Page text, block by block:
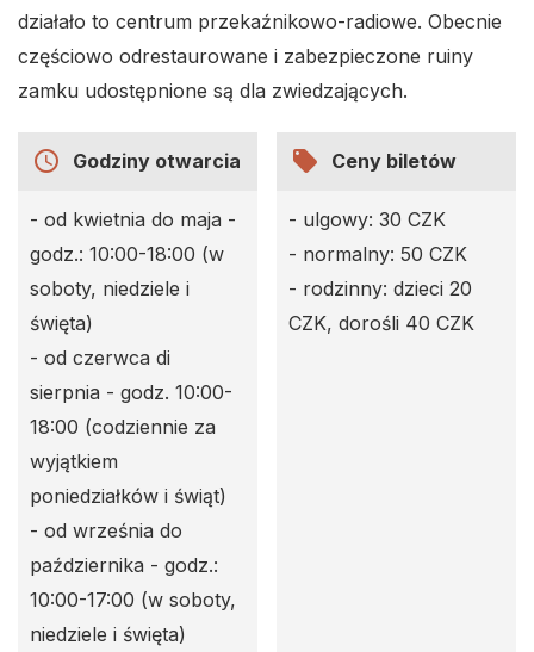
działało to centrum przekaźnikowo-radiowe. Obecnie
częściowo odrestaurowane i zabezpieczone ruiny
zamku udostępnione są dla zwiedzających.
access_time Godziny otwarcia
- od kwietnia do maja -
godz.: 10:00-18:00 (w
soboty, niedziele i
święta)
- od czerwca di
sierpnia - godz. 10:00-
18:00 (codziennie za
wyjątkiem
poniedziałków i świąt)
- od września do
października - godz.:
10:00-17:00 (w soboty,
niedziele i święta)
local_offer Ceny biletów
- ulgowy: 30 CZK
- normalny: 50 CZK
- rodzinny: dzieci 20
CZK, dorośli 40 CZK